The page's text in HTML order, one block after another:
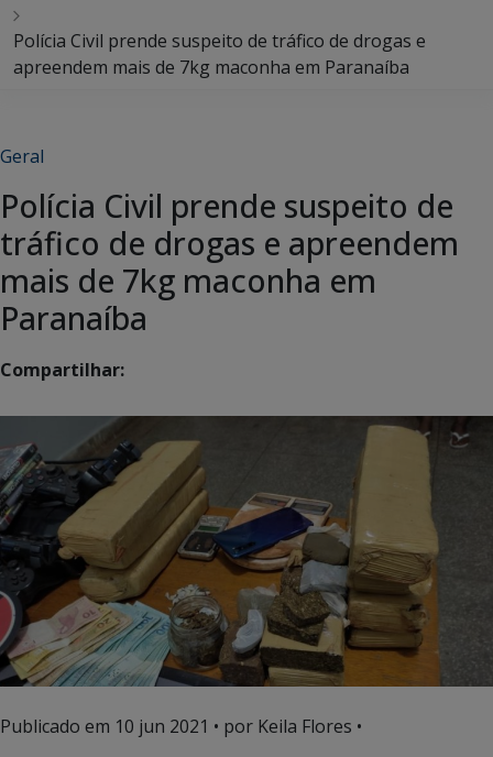
Polícia Civil prende suspeito de tráfico de drogas e
apreendem mais de 7kg maconha em Paranaíba
Geral
Polícia Civil prende suspeito de
tráfico de drogas e apreendem
mais de 7kg maconha em
Paranaíba
Compartilhar:
Publicado em 10 jun 2021 • por Keila Flores •